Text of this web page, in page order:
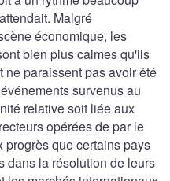
Malgré
économique, les
bien plus calmes qu'ils
ne paraissent pas avoir été
survenus au
relative soit liée aux
opérées de par le
progrès que certains pays
dans la résolution de leurs